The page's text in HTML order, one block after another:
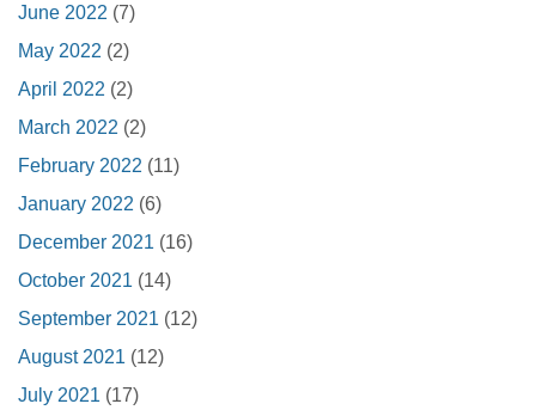
June 2022 (7)
May 2022 (2)
April 2022 (2)
March 2022 (2)
February 2022 (11)
January 2022 (6)
December 2021 (16)
October 2021 (14)
September 2021 (12)
August 2021 (12)
July 2021 (17)